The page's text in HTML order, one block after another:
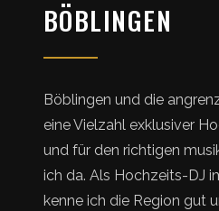
BÖBLINGEN
Böblingen und die
eine Vielzahl exklusiver
und für den richtigen
ich da. Als Hochzeits-DJ
kenne ich die Region gut